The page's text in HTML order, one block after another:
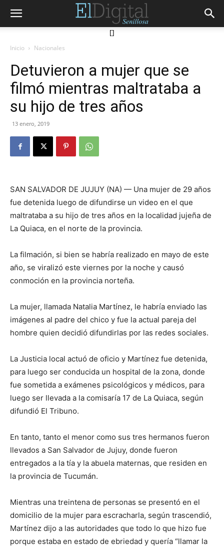
[]
Inicio Nacionales
Detuvieron a mujer que se
filmó mientras maltrataba a
su hijo de tres años
13 enero, 2019
SAN SALVADOR DE JUJUY (NA) — Una mujer de 29 años
fue detenida luego de difundirse un video en el que
maltrataba a su hijo de tres años en la localidad jujeña de
La Quiaca, en el norte de la provincia.
La filmación, si bien se habría realizado en mayo de este
año, se viralizó este viernes por la noche y causó
conmoción en la provincia norteña.
La mujer, llamada Natalia Martínez, le habría enviado las
imágenes al padre del chico y fue la actual pareja del
hombre quien decidió difundirlas por las redes sociales.
La Justicia local actuó de oficio y Martínez fue detenida,
para luego ser conducida un hospital de la zona, donde
fue sometida a exámenes psicológicos y médicos, para
luego ser llevada a la comisaría 17 de La Quiaca, según
difundió El Tribuno.
En tanto, tanto el menor como sus tres hermanos fueron
llevados a San Salvador de Jujuy, donde fueron
entregados a la tía y la abuela maternas, que residen en
la provincia de Tucumán.
Mientras una treintena de personas se presentó en el
domicilio de la mujer para escracharla, según trascendió,
Martínez dijo a las autoridades que todo lo que hizo fue
porque estaba en estado de ebriedad y quería “llamar la